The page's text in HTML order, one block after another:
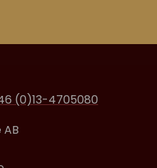
(0)13-4705080